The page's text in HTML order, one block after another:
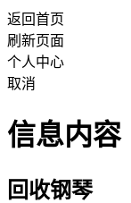
返回首页
刷新页面
个人中心
取消
信息内容
回收钢琴